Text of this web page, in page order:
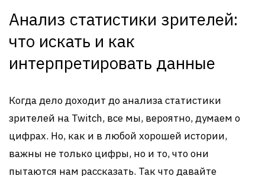
Анализ статистики зрителей:
что искать и как
интерпретировать данные
Когда дело доходит до анализа статистики
зрителей на Twitch, все мы, вероятно, думаем о
цифрах. Но, как и в любой хорошей истории,
важны не только цифры, но и то, что они
пытаются нам рассказать. Так что давайте